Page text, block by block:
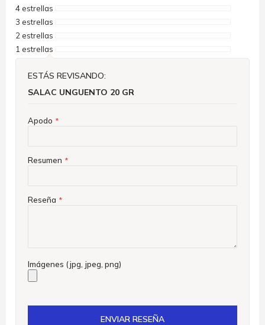
4 estrellas
3 estrellas
2 estrellas
1 estrellas
ESTÁS REVISANDO:
SALAC UNGUENTO 20 GR
Apodo
Resumen
Reseña
Imágenes (jpg, jpeg, png)
ENVIAR RESEÑA